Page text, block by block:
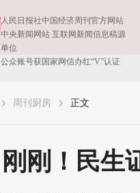
人民日报社中国经济周刊官方网站
中央新闻网站 互联网新闻信息稿源
单位
公众账号获国家网信办红“V”认证
周刊厨房 正文
刚刚！民生